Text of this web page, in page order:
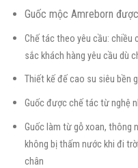
Guốc mộc Amreborn
Chế tác theo yêu cầu: chiều
sắc khách hàng yêu cầu dù
Thiết kế đế cao su siêu bền
Guốc được chế tác từ nghệ
Guốc làm từ gỗ xoan, thông
không bị thấm nước khi đi
chân